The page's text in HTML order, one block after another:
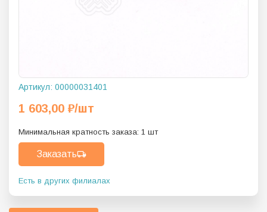
Артикул: 00000031401
1 603,00 ₽/шт
Минимальная кратность заказа: 1 шт
Заказать
Есть в других филиалах